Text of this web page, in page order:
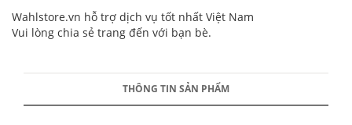
Wahlstore.vn hỗ trợ dịch vụ tốt nhất Việt Nam
Vui lòng chia sẻ trang đến với bạn bè.
THÔNG TIN SẢN PHẨM